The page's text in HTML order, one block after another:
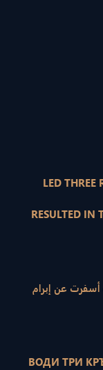
LED THREE
RESULTED IN
عن إبرام
ВОДИ ТРИ